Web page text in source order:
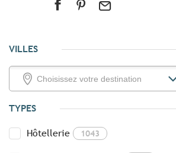
VILLES
TYPES
Hôtellerie 1043